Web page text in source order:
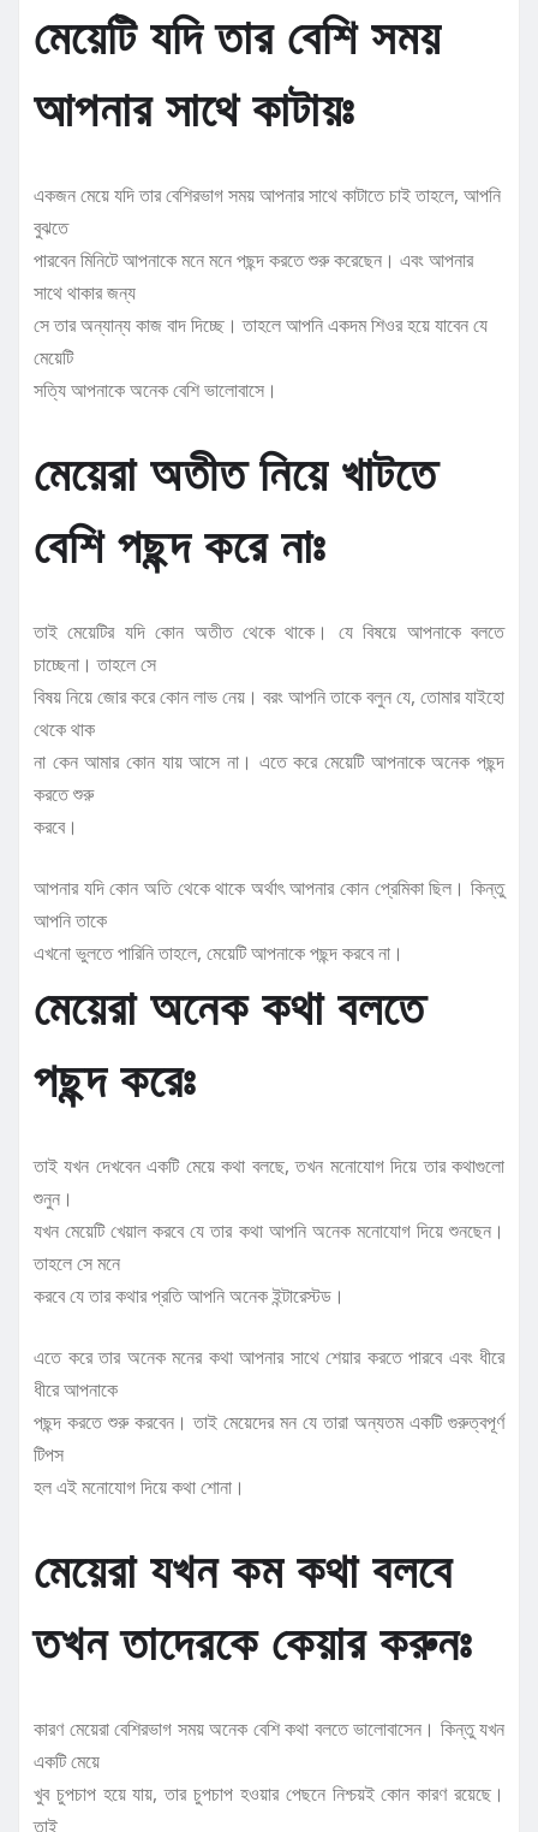
মেয়েটি যদি তার বেশি সময়
আপনার সাথে কাটায়ঃ
একজন মেয়ে যদি তার বেশিরভাগ সময় আপনার সাথে কাটাতে চাই তাহলে, আপনি
বুঝতে
পারবেন মিনিটে আপনাকে মনে মনে পছন্দ করতে শুরু করেছেন। এবং আপনার
সাথে থাকার জন্য
সে তার অন্যান্য কাজ বাদ দিচ্ছে। তাহলে আপনি একদম শিওর হয়ে যাবেন যে
মেয়েটি
সত্যি আপনাকে অনেক বেশি ভালোবাসে।
মেয়েরা অতীত নিয়ে খাটতে
বেশি পছন্দ করে নাঃ
তাই মেয়েটির যদি কোন অতীত থেকে থাকে। যে বিষয়ে আপনাকে বলতে
চাচ্ছেনা। তাহলে সে
বিষয় নিয়ে জোর করে কোন লাভ নেয়। বরং আপনি তাকে বলুন যে, তোমার যাইহো
থেকে থাক
না কেন আমার কোন যায় আসে না। এতে করে মেয়েটি আপনাকে অনেক পছন্দ
করতে শুরু
করবে।
আপনার যদি কোন অতি থেকে থাকে অর্থাৎ আপনার কোন প্রেমিকা ছিল। কিন্তু
আপনি তাকে
এখনো ভুলতে পারিনি তাহলে, মেয়েটি আপনাকে পছন্দ করবে না।
মেয়েরা অনেক কথা বলতে
পছন্দ করেঃ
তাই যখন দেখবেন একটি মেয়ে কথা বলছে, তখন মনোযোগ দিয়ে তার কথাগুলো
শুনুন।
যখন মেয়েটি খেয়াল করবে যে তার কথা আপনি অনেক মনোযোগ দিয়ে শুনছেন।
তাহলে সে মনে
করবে যে তার কথার প্রতি আপনি অনেক ইন্টারেস্টড।
এতে করে তার অনেক মনের কথা আপনার সাথে শেয়ার করতে পারবে এবং ধীরে
ধীরে আপনাকে
পছন্দ করতে শুরু করবেন। তাই মেয়েদের মন যে তারা অন্যতম একটি গুরুত্বপূর্ণ
টিপস
হল এই মনোযোগ দিয়ে কথা শোনা।
মেয়েরা যখন কম কথা বলবে
তখন তাদেরকে কেয়ার করুনঃ
কারণ মেয়েরা বেশিরভাগ সময় অনেক বেশি কথা বলতে ভালোবাসেন। কিন্তু যখন
একটি মেয়ে
খুব চুপচাপ হয়ে যায়, তার চুপচাপ হওয়ার পেছনে নিশ্চয়ই কোন কারণ রয়েছে।
তাই